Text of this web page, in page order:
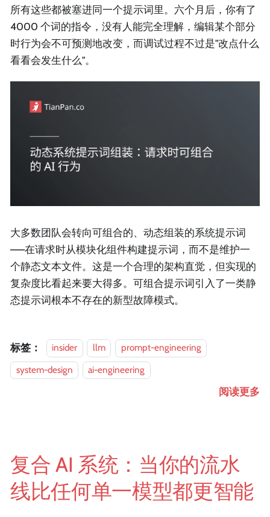
所有这些都被塞进同一个提示词里。六个月后，你有了
4000 个词的指令，没有人能完全理解，编辑某个部分
时行为会不可预测地改变，而调试过程不过是"改点什么
看看会发生什么"。
大多数团队会转向可组合的、动态组装的系统提示词
——在请求时从模块化组件构建提示词，而不是维护一
个静态文本文件。这是一个合理的架构直觉，但实现的
复杂度比看起来要大得多。可组合提示词引入了一类静
态提示词根本不存在的新型故障模式。
标签： insider llm
prompt-engineering
system-design
ai-engineering
阅读更多
复合 AI 系统：当你的流水
线比任何单一模型都更智能